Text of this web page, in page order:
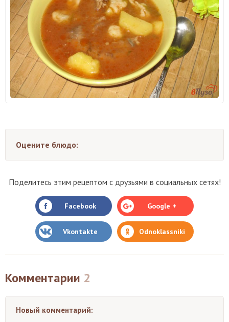
Оцените блюдо:
Поделитесь этим рецептом с друзьями в социальных сетях!
Facebook Google +
Vkontakte Odnoklassniki
Комментарии 2
Новый комментарий: